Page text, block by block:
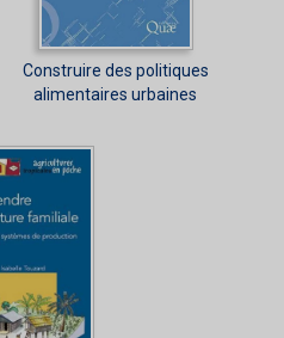
Construire des politiques
alimentaires urbaines